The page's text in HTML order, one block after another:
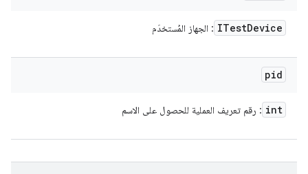
ITestDevice : الجهاز المُستخدَم
pid
int : رقم تعريف العملية للحصول على الاسم